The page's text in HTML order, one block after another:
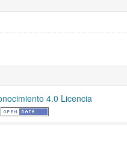
4.0 Licencia